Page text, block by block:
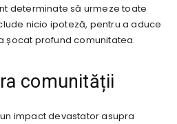
determinate să urmeze toate
nicio ipoteză, pentru a aduce
șocat profund comunitatea.
comunității
impact devastator asupra